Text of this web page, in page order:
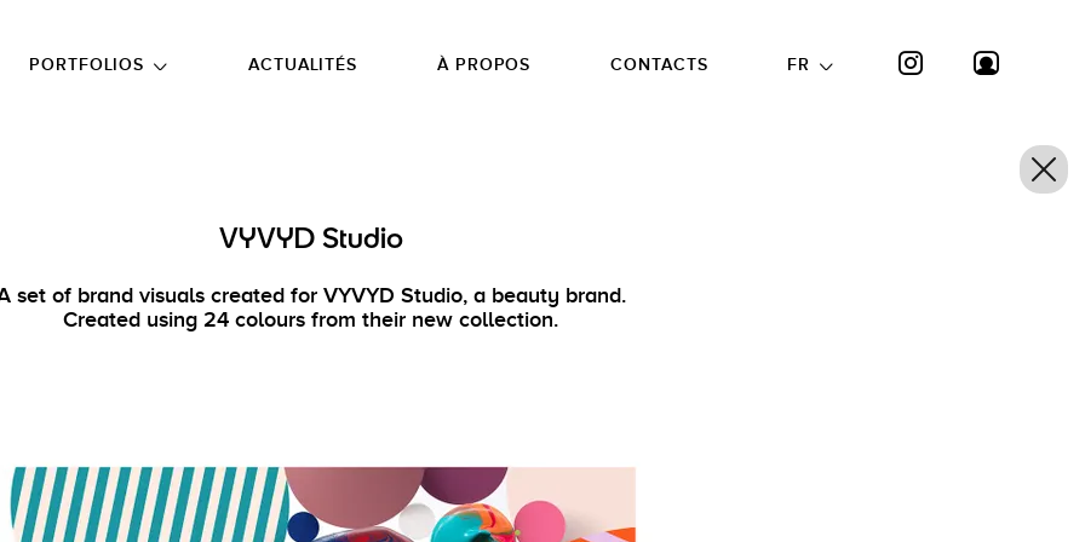
PORTFOLIOS
ACTUALITÉS À PROPOS CONTACTS FR
VYVYD Studio
set of brand visuals created for VYVYD Studio, a beauty brand.
Created using 24 colours from their new collection.